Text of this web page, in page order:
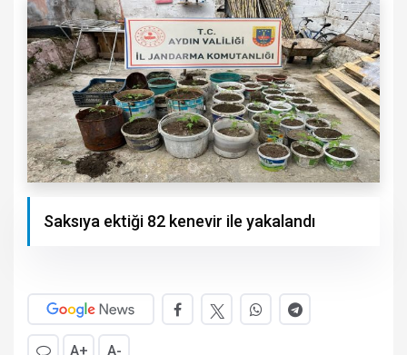
Saksıya ektiği 82 kenevir ile yakalandı
A+ A-